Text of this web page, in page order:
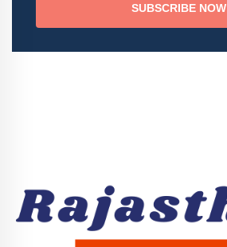
SUBSCRIBE NOW